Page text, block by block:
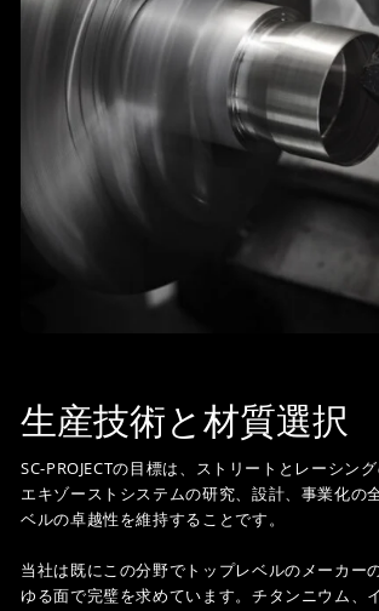
生産技術と材質選択
SC-PROJECTの目標は、ストリートとレーシン
エキゾーストシステムの研究、設計、事業化の
ベルの卓越性を維持することです。
当社は既にこの分野でトップレベルのメーカー
ゆる面で完璧を求めています。チタンニウム、